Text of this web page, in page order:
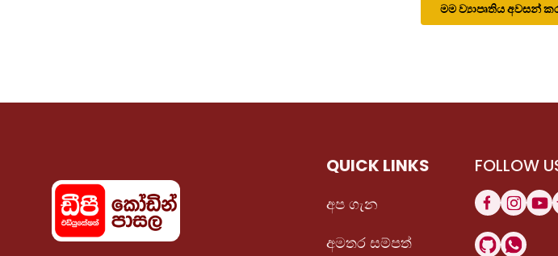
මම ව්‍යාපෘතිය අවසන්
QUICK LINKS
අප ගැන
අමතර සම්පත්
FOLLOW